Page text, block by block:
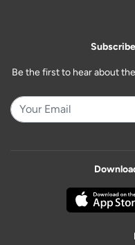
Be the first to hear about